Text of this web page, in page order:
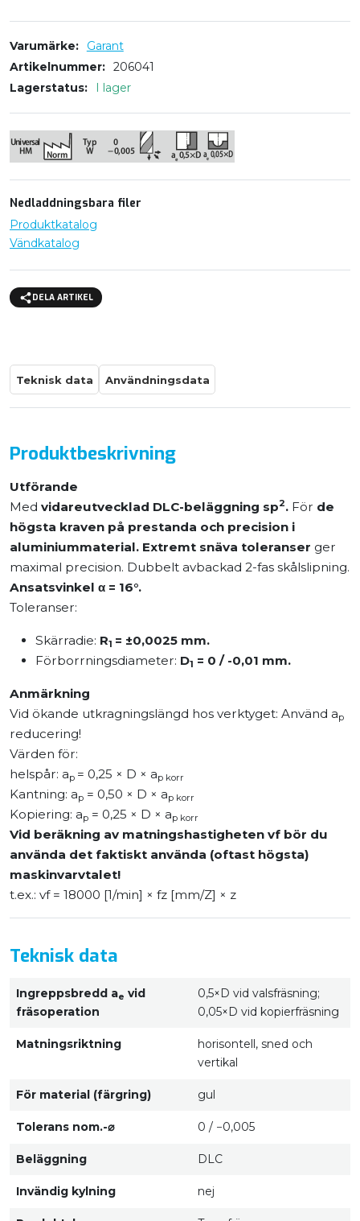
Varumärke
Garant
Artikelnummer
206041
Lagerstatus
I lager
Nedladdningsbara filer
Produktkatalog
Vändkatalog
DELA ARTIKEL
Teknisk data Användningsdata
Produktbeskrivning
Utförande
Med vidareutvecklad DLC-beläggning sp2. För de
högsta kraven på prestanda och precision i
aluminiummaterial. Extremt snäva toleranser ger
maximal precision. Dubbelt avbackad 2-fas skålslipning.
Ansatsvinkel α = 16°.
Toleranser:
Skärradie: R1 = ±0,0025 mm.
Förborrningsdiameter: D1 = 0 / -0,01 mm.
Anmärkning
Vid ökande utkragningslängd hos verktyget: Använd ap
reducering!
Värden för:
helspår: ap = 0,25 × D × ap korr
Kantning: ap = 0,50 × D × ap korr
Kopiering: ap = 0,25 × D × ap korr
Vid beräkning av matningshastigheten vf bör du
använda det faktiskt använda (oftast högsta)
maskinvarvtalet!
t.ex.: vf = 18000 [1/min] × fz [mm/Z] × z
Teknisk data
Ingreppsbredd ae vid
fräsoperation
0,5×D vid valsfräsning;
0,05×D vid kopierfräsning
Matningsriktning
horisontell, sned och
vertikal
För material (färgring) gul
Tolerans nom.-⌀ 0 / −0,005
Beläggning DLC
Invändig kylning nej